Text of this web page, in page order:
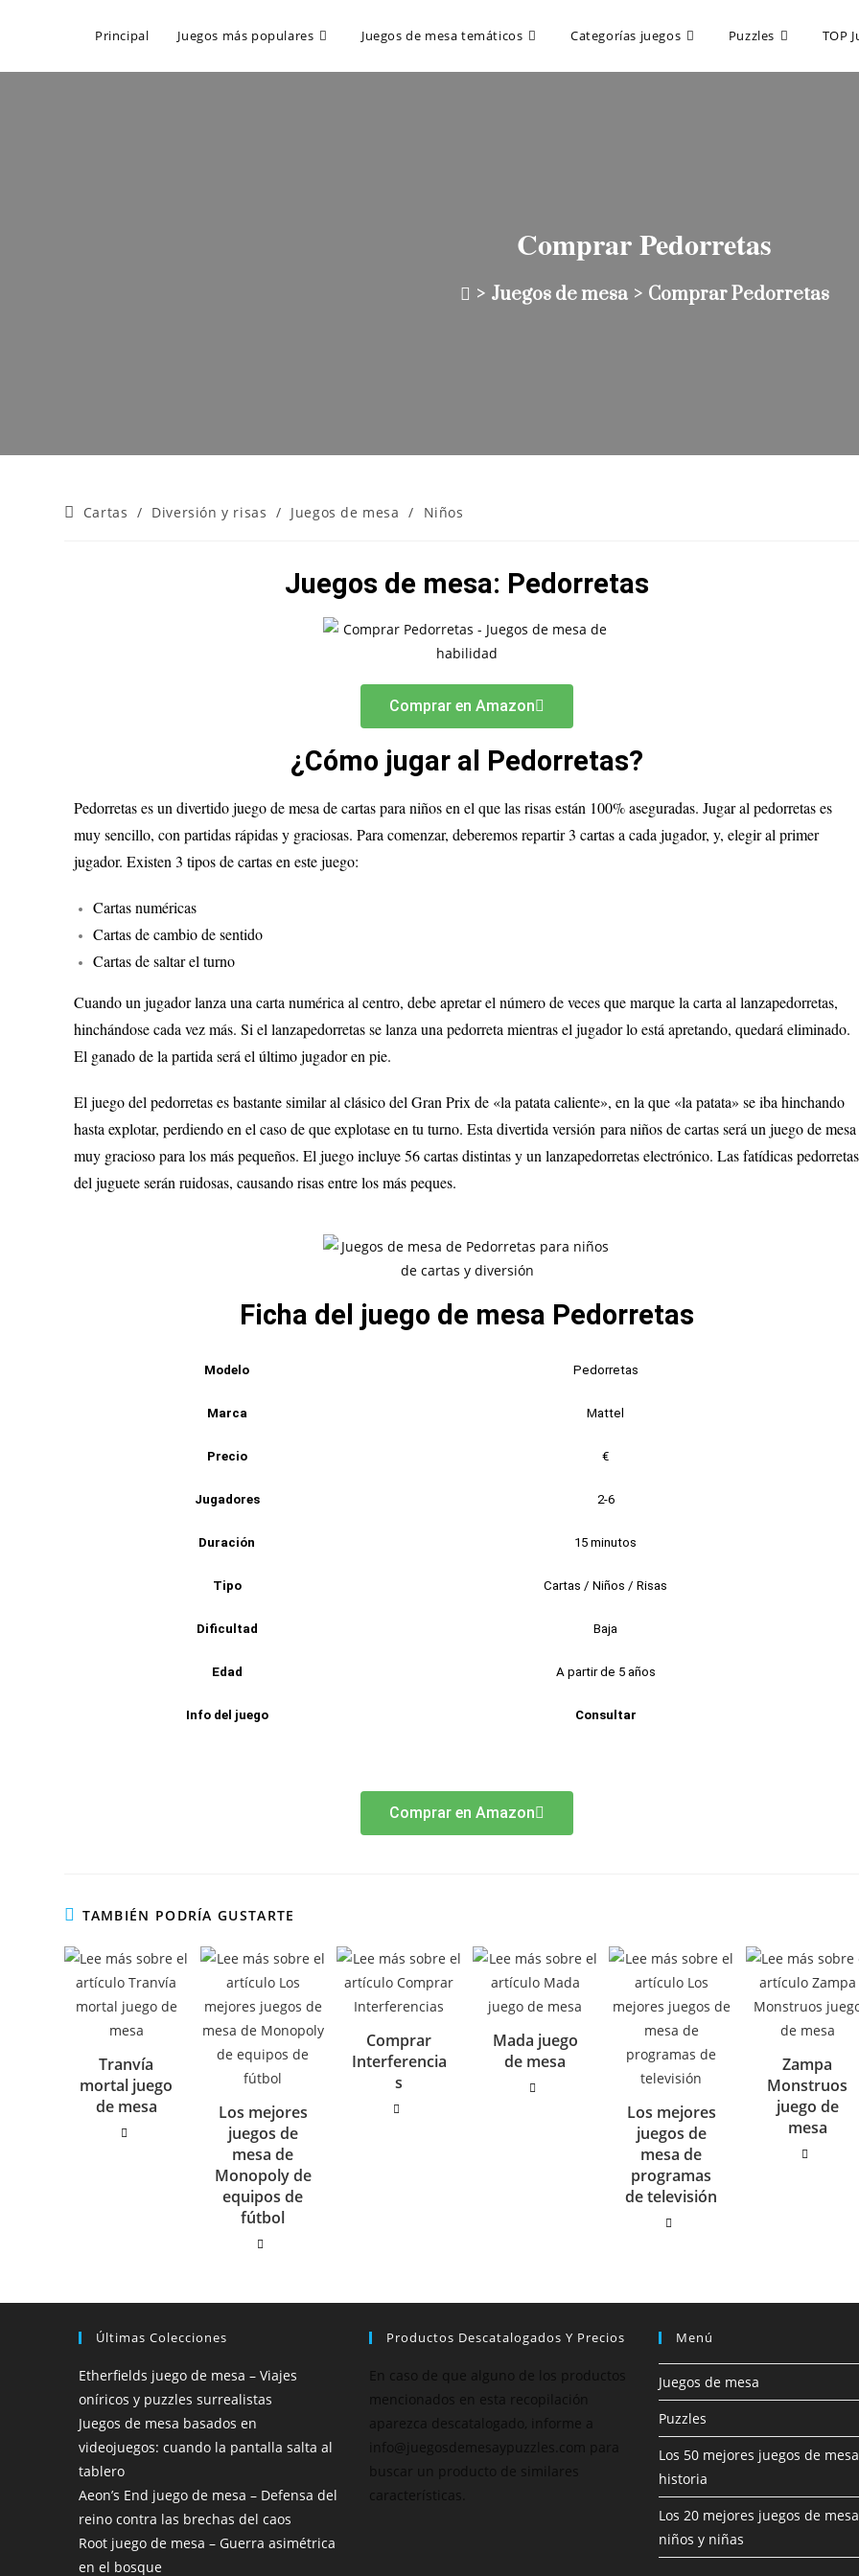
Principal Juegos más populares Juegos de mesa temáticos Categorías juegos Puzzles TOP
Comprar Pedorretas
> Juegos de mesa > Comprar Pedorretas
Cartas / Diversión y risas / Juegos de mesa / Niños
Juegos de mesa: Pedorretas
Comprar en Amazon
¿Cómo jugar al Pedorretas?
Pedorretas es un divertido juego de mesa de cartas para niños en el que las risas están 100% aseguradas. Jugar al pedorretas es
muy sencillo, con partidas rápidas y graciosas. Para comenzar, deberemos repartir 3 cartas a cada jugador, y, elegir al primer
jugador. Existen 3 tipos de cartas en este juego:
Cartas numéricas
Cartas de cambio de sentido
Cartas de saltar el turno
Cuando un jugador lanza una carta numérica al centro, debe apretar el número de veces que marque la carta al lanzapedorretas,
hinchándose cada vez más. Si el lanzapedorretas se lanza una pedorreta mientras el jugador lo está apretando, quedará eliminado.
El ganado de la partida será el último jugador en pie.
El juego del pedorretas es bastante similar al clásico del Gran Prix de «la patata caliente», en la que «la patata» se iba hinchando
hasta explotar, perdiendo en el caso de que explotase en tu turno. Esta divertida versiónpara niños de cartas será un juego de mesa
muy gracioso para los más pequeños. El juego incluye 56 cartas distintas y un lanzapedorretas electrónico. Las fatídicas pedorretas
del juguete serán ruidosas, causando risas entre los más peques.
Ficha del juego de mesa Pedorretas
Modelo Pedorretas
Marca Mattel
Precio €
Jugadores 2-6
Duración 15 minutos
Tipo Cartas / Niños / Risas
Dificultad Baja
Edad A partir de 5 años
Info del juego Consultar
Comprar en Amazon
TAMBIÉN PODRÍA GUSTARTE
Tranvía
mortal juego
de mesa
Los mejores
juegos de
mesa de
Monopoly de
equipos de
fútbol
Comprar
Interferencia
s
Mada juego
de mesa
Los mejores
juegos de
mesa de
programas
de televisión
Zampa
Monstruos
juego de
mesa
Últimas Colecciones
Etherfields juego de mesa – Viajes
oníricos y puzzles surrealistas
Juegos de mesa basados en
videojuegos: cuando la pantalla salta al
tablero
Aeon’s End juego de mesa – Defensa del
reino contra las brechas del caos
Root juego de mesa – Guerra asimétrica
en el bosque
Productos Descatalogados Y Precios
En caso de que alguno de los productos
mencionados en esta recopilación
aparezca descatalogado, informe a
info@juegosdemesaypuzzles.com para
buscar un producto de similares
características.
Menú
Juegos de mesa
Puzzles
Los 50 mejores juegos de
historia
Los 20 mejores juegos de
niños y niñas